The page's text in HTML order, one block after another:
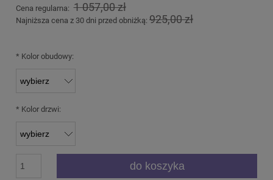
Cena regularna: 1 057,00 zł
Najniższa cena z 30 dni przed obniżką: 925,00 zł
* Kolor obudowy:
* Kolor drzwi:
do koszyka